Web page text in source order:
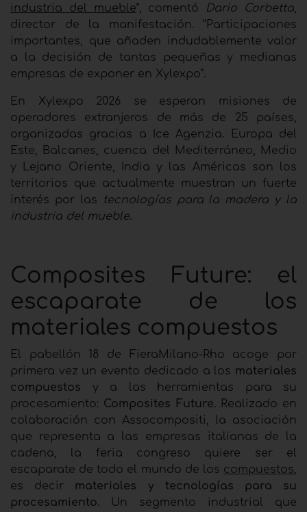
industria del mueble”, comentó Dario Corbetta,
director de la manifestación. “Participaciones
importantes, que añaden indudablemente valor
a la decisión de tantas pequeñas y medianas
empresas de exponer en Xylexpo”.
En Xylexpo 2026 se esperan misiones de
operadores extranjeros de más de 25 países,
organizadas gracias a Ice Agenzia. Europa del
Este, Balcanes, cuenca del Mediterráneo, Medio
y Lejano Oriente, India y las Américas son los
territorios que actualmente muestran un fuerte
interés por las
tecnologías para la madera y la
industria del mueble.
Composites Future: el
escaparate de los
materiales compuestos
El pabellón 18 de FieraMilano-Rho acoge por
primera vez un evento dedicado a los materiales
compuestos y a las herramientas para su
procesamiento: Composites Future. Realizado en
colaboración con Assocompositi, la asociación
que representa a las empresas italianas de la
cadena, la feria congreso quiere ser el
escaparate de todo el mundo de los compuestos,
es decir materiales y tecnologías para su
procesamiento. Un segmento industrial que